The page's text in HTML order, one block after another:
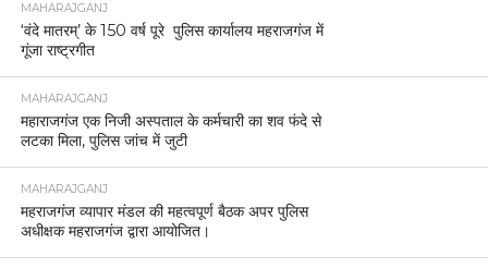
MAHARAJGANJ
‘वंदे मातरम्’ के 150 वर्ष पूरे पुलिस कार्यालय महराजगंज में
गूंजा राष्ट्रगीत
MAHARAJGANJ
महाराजगंज एक निजी अस्पताल के कर्मचारी का शव फंदे से
लटका मिला, पुलिस जांच में जुटी
MAHARAJGANJ
महराजगंज व्यापार मंडल की महत्वपूर्ण बैठक अपर पुलिस
अधीक्षक महराजगंज द्वारा आयोजित।